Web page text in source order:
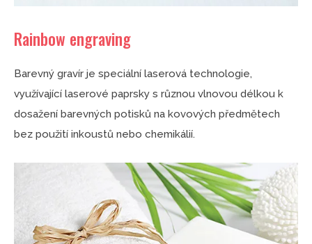
Rainbow engraving
Barevný gravír je speciální laserová technologie,
využívající laserové paprsky s různou vlnovou délkou k
dosažení barevných potisků na kovových předmětech
bez použití inkoustů nebo chemikálií.